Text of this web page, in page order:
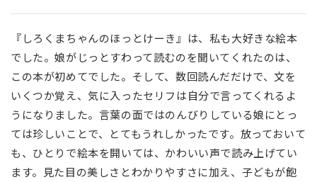
『しろくまちゃんのほっとけーき』は、私も大好きな絵本
でした。娘がじっとすわって読むのを聞いてくれたのは、
この本が初めてでした。そして、数回読んだだけで、文を
いくつか覚え、気に入ったセリフは自分で言ってくれるよ
うになりました。言葉の面ではのんびりしている娘にとっ
ては珍しいことで、とてもうれしかったです。放っておいて
も、ひとりで絵本を開いては、かわいい声で読み上げてい
ます。見た目の美しさとわかりやすさに加え、子どもが飽